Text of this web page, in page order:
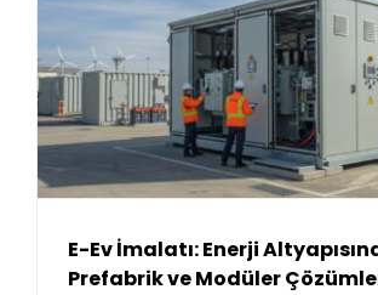
E-Ev İmalatı: Enerji
Prefabrik ve Modüler